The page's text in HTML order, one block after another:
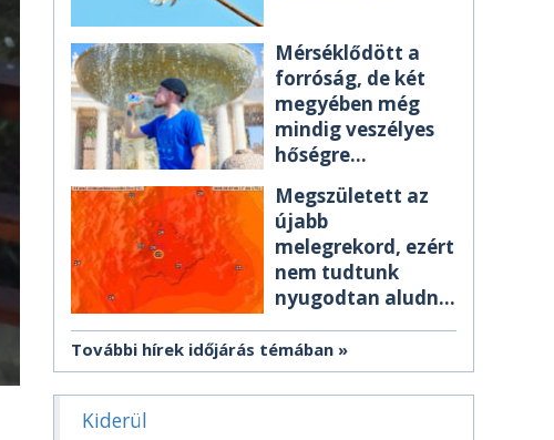
Mérséklődött a
forróság, de két
megyében még
mindig veszélyes
hőségre
Megszületett az
újabb
melegrekord, ezért
nem tudtunk
nyugodtan aludni
További hírek időjárás témában
Kiderül